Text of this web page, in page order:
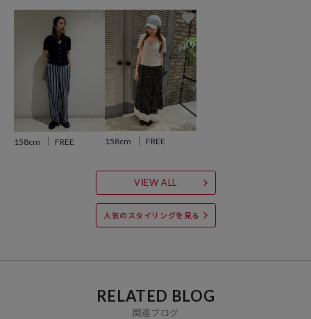
◆おすすめコーディネート
デニムやカーゴパンツと合わせたカジュアルスタイルはもちろん、ス
ラックスやスカートと合わせて女性らしく着こなすのもおすすめ。
ボタンを開けてキャミやタンクをインナーにレイヤードした着こなし
も今年らしく決まります。
コンパクトなシルエットなので、ワイドボトムとのバランスも取りや
すく着回し力の高いアイテムです。
※商品の色味は、商品詳細画像をご確認ください。
と色味が異なる場合がございます。また表示のサイズ感と実物は若干
※着用、お取り扱いの際は、商品についている品質表示とアテンショ
158cm FREE 158cm FREE
VIEW ALL
人気のスタイリングを見る
RELATED BLOG
関連ブログ